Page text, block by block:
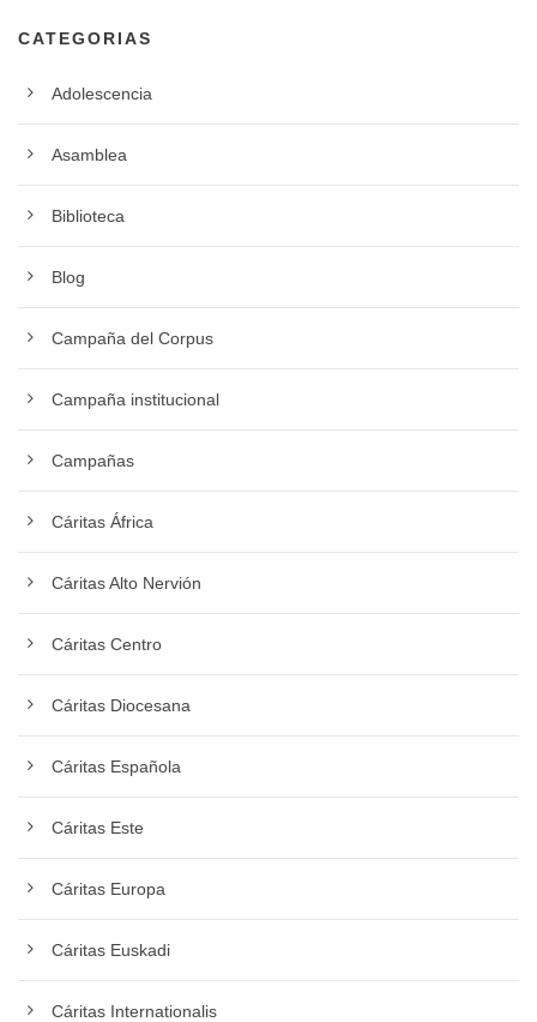
CATEGORIAS
Adolescencia
Asamblea
Biblioteca
Blog
Campaña del Corpus
Campaña institucional
Campañas
Cáritas África
Cáritas Alto Nervión
Cáritas Centro
Cáritas Diocesana
Cáritas Española
Cáritas Este
Cáritas Europa
Cáritas Euskadi
Cáritas Internationalis